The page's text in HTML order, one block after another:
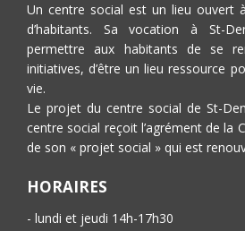
Un centre social est un lieu ouvert
d’habitants. Sa vocation à St-
permettre aux habitants de se
initiatives, d’être un lieu ressource
vie.
Le projet du centre social de St-
centre social reçoit l’agrément de la
de son « projet social » qui est
HORAIRES
- lundi et jeudi 14h-17h30